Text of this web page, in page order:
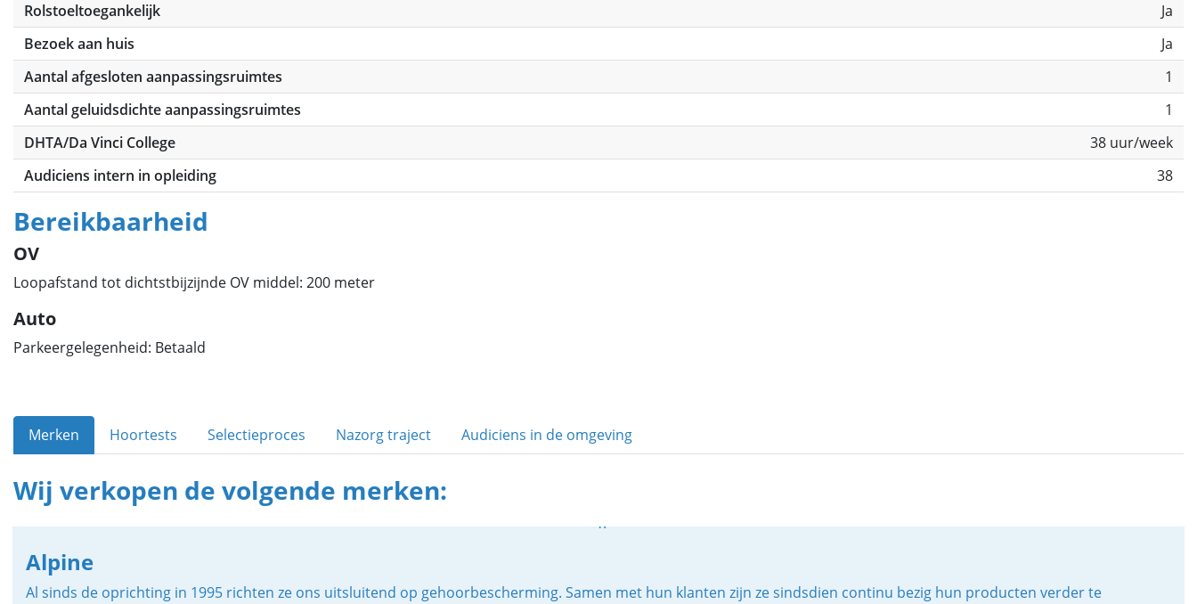
Rolstoeltoegankelijk
Ja
Bezoek aan huis
Ja
Aantal afgesloten aanpassingsruimtes
1
Aantal geluidsdichte aanpassingsruimtes
1
DHTA/Da Vinci College
38 uur/week
Audiciens intern in opleiding
38
Bereikbaarheid
OV
Loopafstand tot dichtstbijzijnde OV middel: 200 meter
Auto
Parkeergelegenheid: Betaald
Merken Hoortests Selectieproces Nazorg traject Audiciens in de omgeving
Wij verkopen de volgende merken:
Alpine
Al sinds de oprichting in 1995 richten ze ons uitsluitend op gehoorbescherming. Samen met hun klanten zijn ze sindsdien continu bezig hun producten verder te